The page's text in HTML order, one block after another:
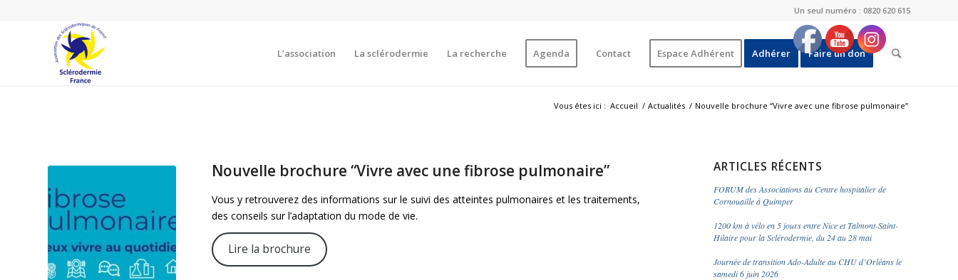
Un seul numéro : 0820 620 615
L’association La sclérodermie La recherche Agenda Contact Espace Adhérent Adhérer Faire un don
Vous êtes ici : Accueil / Actualités / Nouvelle brochure “Vivre avec une fibrose pulmonaire”
Nouvelle brochure “Vivre avec une fibrose pulmonaire”
Vous y retrouverez des informations sur le suivi des atteintes pulmonaires et les traitements,
des conseils sur l’adaptation du mode de vie.
Lire la brochure
ARTICLES RÉCENTS
FORUM des Associations au Centre hospitalier de
Cornouaille à Quimper
1200 km à vélo en 5 jours entre Nice et Talmont-Saint-
Hilaire pour la Sclérodermie, du 24 au 28 mai
Journée de transition Ado-Adulte au CHU d’Orléans le
samedi 6 juin 2026